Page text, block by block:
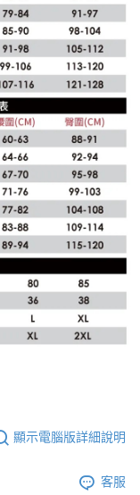
顯示電腦版詳細說明
客服